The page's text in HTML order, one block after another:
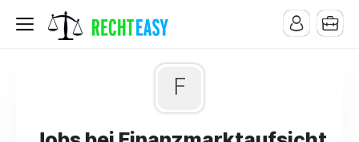
F